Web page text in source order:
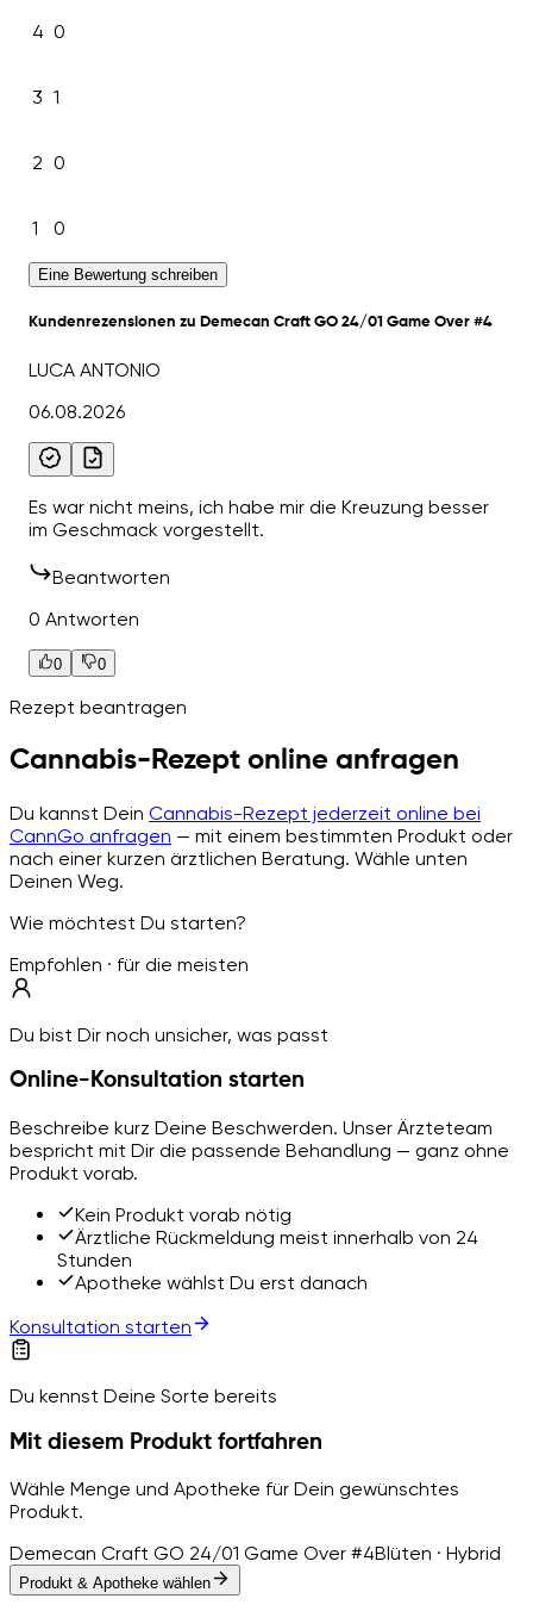
4 0
3 1
2 0
1 0
Eine Bewertung schreiben
Kundenrezensionen zu Demecan Craft GO 24/01 Game Over #4
LUCA ANTONIO
06.08.2026
Es war nicht meins, ich habe mir die Kreuzung besser
im Geschmack vorgestellt.
Beantworten
0 Antworten
0 0
Rezept beantragen
Cannabis-Rezept online anfragen
Du kannst Dein Cannabis-Rezept jederzeit online bei
CannGo anfragen — mit einem bestimmten Produkt oder
nach einer kurzen ärztlichen Beratung. Wähle unten
Deinen Weg.
Wie möchtest Du starten?
Empfohlen · für die meisten
Du bist Dir noch unsicher, was passt
Online-Konsultation starten
Beschreibe kurz Deine Beschwerden. Unser Ärzteteam
bespricht mit Dir die passende Behandlung — ganz ohne
Produkt vorab.
Kein Produkt vorab nötig
Ärztliche Rückmeldung meist innerhalb von 24
Stunden
Apotheke wählst Du erst danach
Konsultation starten
Du kennst Deine Sorte bereits
Mit diesem Produkt fortfahren
Wähle Menge und Apotheke für Dein gewünschtes
Produkt.
Demecan Craft GO 24/01 Game Over #4Blüten · Hybrid
Produkt & Apotheke wählen